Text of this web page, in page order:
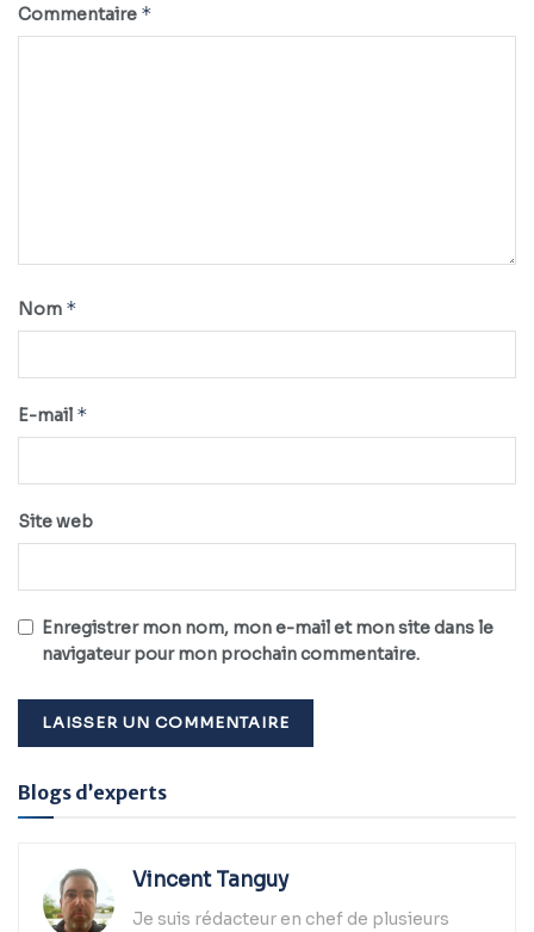
Commentaire *
Nom *
E-mail *
Site web
Enregistrer mon nom, mon e-mail et mon site dans le
navigateur pour mon prochain commentaire.
Alternative:
Blogs d’experts
Vincent Tanguy
Je suis rédacteur en chef de plusieurs